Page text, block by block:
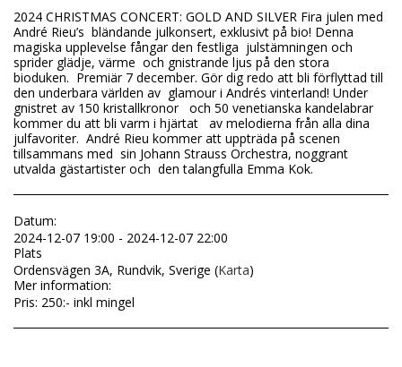
2024 CHRISTMAS CONCERT: GOLD AND SILVER Fira julen med
André Rieu’s bländande julkonsert, exklusivt på bio! Denna
magiska upplevelse fångar den festliga julstämningen och
sprider glädje, värme och gnistrande ljus på den stora
bioduken. Premiär 7 december. Gör dig redo att bli förflyttad till
den underbara världen av glamour i Andrés vinterland! Under
gnistret av 150 kristallkronor och 50 venetianska kandelabrar
kommer du att bli varm i hjärtat av melodierna från alla dina
julfavoriter. André Rieu kommer att uppträda på scenen
tillsammans med sin Johann Strauss Orchestra, noggrant
utvalda gästartister och den talangfulla Emma Kok.
Datum:
2024-12-07 19:00 - 2024-12-07 22:00
Plats
Ordensvägen 3A, Rundvik, Sverige (Karta)
Mer information:
Pris: 250:- inkl mingel